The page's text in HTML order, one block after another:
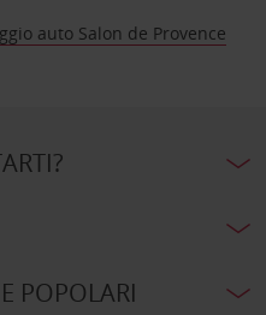
auto Salon de Provence
POPOLARI